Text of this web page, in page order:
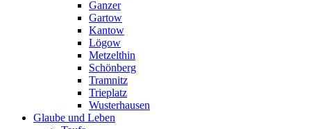
Ganzer
Gartow
Kantow
Lögow
Metzelthin
Schönberg
Tramnitz
Trieplatz
Wusterhausen
Glaube und Leben